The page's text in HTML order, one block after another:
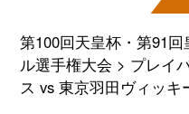
第100回天皇杯・第91
ル選手権大会
プレイ
ス vs 東京羽田ヴィッキ